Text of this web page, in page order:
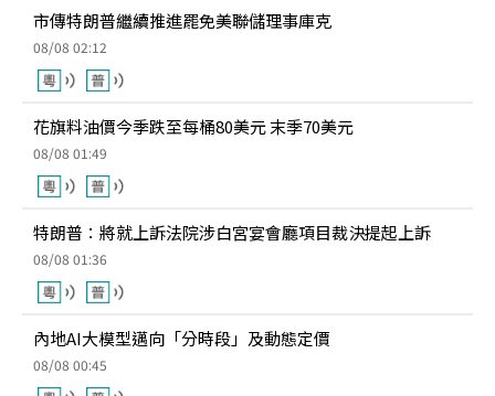
市傳特朗普繼續推進罷免美聯儲理事庫克
08/08 02:12
花旗料油價今季跌至每桶80美元 末季70美元
08/08 01:49
特朗普：將就上訴法院涉白宮宴會廳項目裁決提起上訴
08/08 01:36
內地AI大模型邁向「分時段」及動態定價
08/08 00:45